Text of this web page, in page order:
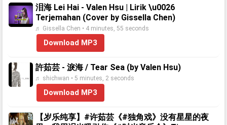
泪海 Lei Hai - Valen Hsu | Lirik \u0026
Terjemahan (Cover by Gissella Chen)
♬ Gissella Chen • 4 minutes, 55 seconds
Download MP3
許茹芸 - 淚海 / Tear Sea (by Valen Hsu)
♬ shichwan • 5 minutes, 2 seconds
Download MP3
【岁乐纯享】#许茹芸《#独角戏》没有星星的夜